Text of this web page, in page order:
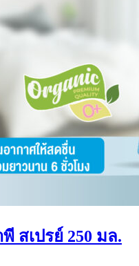
สเปรย์ 250 มล.